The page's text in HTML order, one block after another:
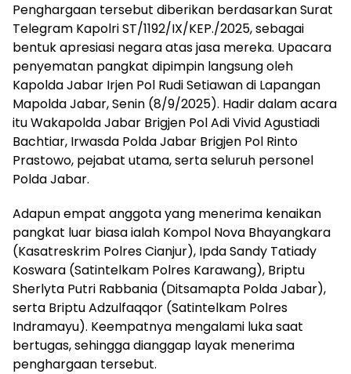
Penghargaan tersebut diberikan berdasarkan Surat
Telegram Kapolri ST/1192/IX/KEP./2025, sebagai
bentuk apresiasi negara atas jasa mereka. Upacara
penyematan pangkat dipimpin langsung oleh
Kapolda Jabar Irjen Pol Rudi Setiawan di Lapangan
Mapolda Jabar, Senin (8/9/2025). Hadir dalam acara
itu Wakapolda Jabar Brigjen Pol Adi Vivid Agustiadi
Bachtiar, Irwasda Polda Jabar Brigjen Pol Rinto
Prastowo, pejabat utama, serta seluruh personel
Polda Jabar.
Adapun empat anggota yang menerima kenaikan
pangkat luar biasa ialah Kompol Nova Bhayangkara
(Kasatreskrim Polres Cianjur), Ipda Sandy Tatiady
Koswara (Satintelkam Polres Karawang), Briptu
Sherlyta Putri Rabbania (Ditsamapta Polda Jabar),
serta Briptu Adzulfaqqor (Satintelkam Polres
Indramayu). Keempatnya mengalami luka saat
bertugas, sehingga dianggap layak menerima
penghargaan tersebut.